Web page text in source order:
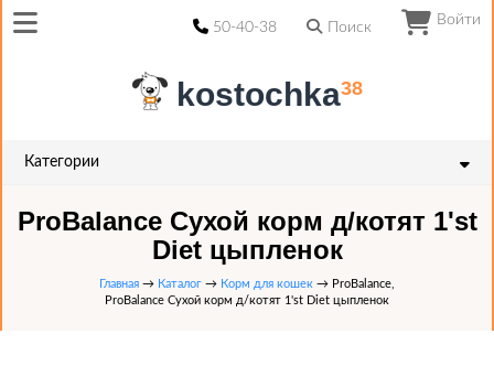
Войти
50-40-38 Поиск
kostochka38
Категории
ProBalance Сухой корм д/котят 1'st
Diet цыпленок
Главная → Каталог → Корм для кошек → ProBalance,
ProBalance Сухой корм д/котят 1'st Diet цыпленок